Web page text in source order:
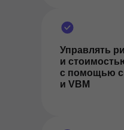
Управлять
и
с помощью
и VBM